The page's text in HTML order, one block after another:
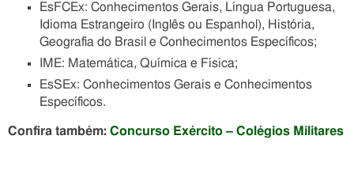
EsFCEx: Conhecimentos Gerais, Língua Portuguesa,
Idioma Estrangeiro (Inglês ou Espanhol), História,
Geografia do Brasil e Conhecimentos Específicos;
IME: Matemática, Química e Física;
EsSEx: Conhecimentos Gerais e Conhecimentos
Específicos.
Confira também: Concurso Exército – Colégios Militares